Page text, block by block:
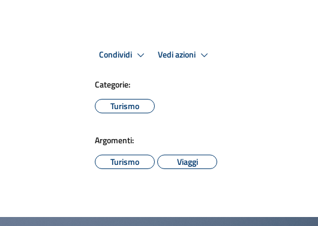
Condividi Vedi azioni
Categorie:
Turismo
Argomenti:
Turismo
Viaggi